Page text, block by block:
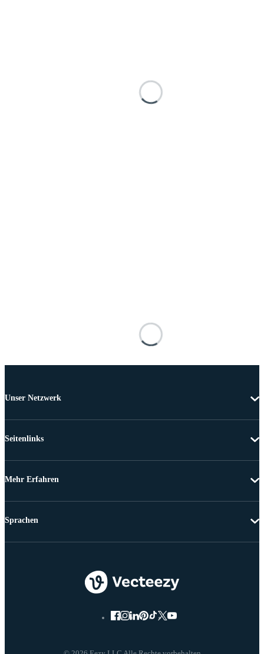
Unser Netzwerk
Seitenlinks
Mehr Erfahren
Sprachen